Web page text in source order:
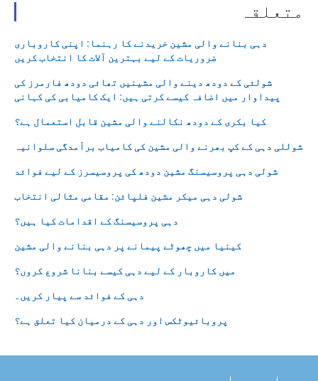
متعلقہ
دہی بنانے والی مشین خریدنے کا رہنما: اپنی کاروباری
ضروریات کے لیے بہترین آلات کا انتخاب کریں
شولئی کے دودھ دینے والی مشینیں تھائی دودھ فارمرز کی
پیداوار میں اضافہ کیسے کرتی ہیں: ایک کامیابی کی کہانی
کیا بکری کے دودھ نکالنے والی مشین قابلِ استعمال ہے؟
شوللی دہی کے کپ بھرنے والی مشین کی کامیاب برآمدگی سلوانیہ
شولی دہی پروسیسنگ مشین دودھ کی پروسیسرز کے لیے فوائد
شولی دہی میکر مشین فلپائن: مقامی مثالی انتخاب
دہی پروسیسنگ کے اقدامات کیا ہیں؟
کینیا میں چھوٹے پیمانے پر دہی بنانے والی مشین
میں کاروبار کے لیے دہی کیسے بنانا شروع کروں؟
دہی کے فوائد سے پیار کریں۔
پروبائیوٹکس اور دہی کے درمیان کیا تعلق ہے؟